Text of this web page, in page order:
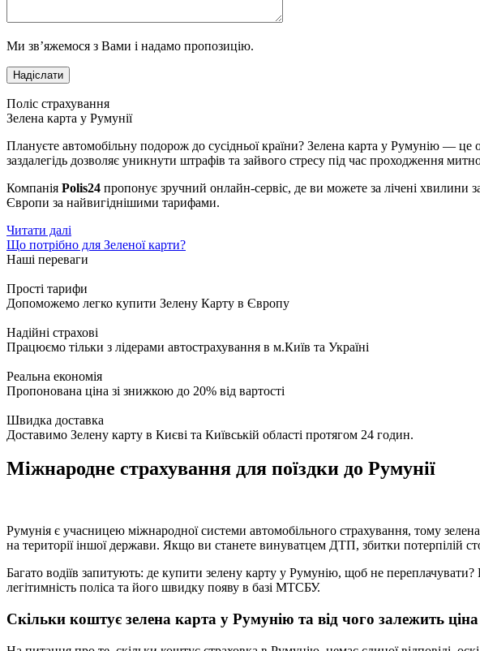
Ми зв’яжемося з Вами і надамо пропозицію.
Поліс страхування
Зелена карта у Румунії
Плануєте автомобільну подорож до сусідньої країни? Зелена карта у Румунію —
заздалегідь дозволяє уникнути штрафів та зайвого стресу під час проходження
Компанія Polis24 пропонує зручний онлайн-сервіс, де ви можете за лічені хвилини
Європи за найвигіднішими тарифами.
Читати далі
Що потрібно для Зеленої карти?
Наші переваги
Прості тарифи
Допоможемо легко купити Зелену Карту в Європу
Надійні страхові
Працюємо тільки з лідерами автострахування в м.Київ та Україні
Реальна економія
Пропонована ціна зі знижкою до 20% від вартості
Швидка доставка
Доставимо Зелену карту в Києві та Київській області протягом 24 годин.
Міжнародне страхування для поїздки до Румунії
Румунія є учасницею міжнародної системи автомобільного страхування, тому
на території іншої держави. Якщо ви станете винуватцем ДТП, збитки потерпілій
Багато водіїв запитують: де купити зелену карту у Румунію, щоб не переплачувати?
легітимність поліса та його швидку появу в базі МТСБУ.
Скільки коштує зелена карта у Румунію та від чого залежить ціна